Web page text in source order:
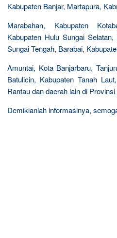
Kabupaten Banjar, Martapura,
Marabahan, Kabupaten
Kabupaten Hulu Sungai
Sungai Tengah, Barabai,
Amuntai, Kota Banjarbaru,
Batulicin, Kabupaten Tanah
Rantau dan daerah lain di
Demikianlah informasinya,